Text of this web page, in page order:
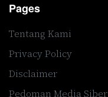
Pages
Tentang Kami
Privacy Policy
Disclaimer
Pedoman Media Siber